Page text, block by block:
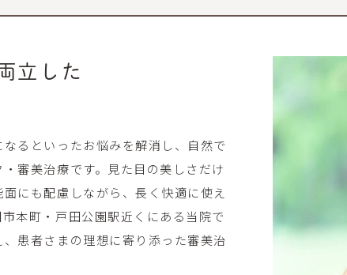
立した
るといったお悩みを解消し、自然で
審美治療です。見た目の美しさだけ
にも配慮しながら、長く快適に使え
本町・戸田公園駅近くにある当院で
患者さまの理想に寄り添った審美治